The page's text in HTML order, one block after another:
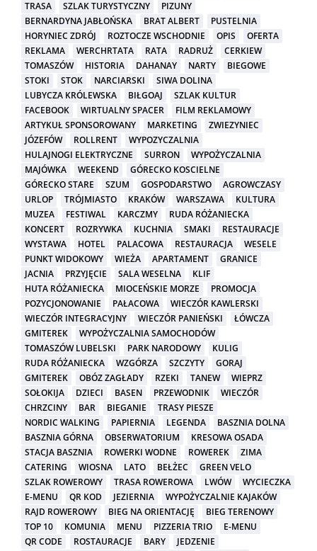
TRASA
SZLAK TURYSTYCZNY
PIZUNY
BERNARDYNA JABŁOŃSKA
BRAT ALBERT
PUSTELNIA
HORYNIEC ZDRÓJ
ROZTOCZE WSCHODNIE OPIS
OFERTA
REKLAMA
WERCHRTATA RATA RADRUŻ
CERKIEW
TOMASZÓW
HISTORIA DAHANAY NARTY
BIEGOWE
STOKI
STOK NARCIARSKI
SIWA DOLINA
LUBYCZA KRÓLEWSKA
BIŁGOAJ
SZLAK KULTUR
FACEBOOK
WIRTUALNY SPACER
FILM REKLAMOWY
ARTYKUŁ SPONSOROWANY
MARKETING
ZWIEZYNIEC
JÓZEFÓW
ROLLRENT
WYPOZYCZALNIA
HULAJNOGI ELEKTRYCZNE
SURRON
WYPOŻYCZALNIA
MAJÓWKA
WEEKEND
GÓRECKO KOSCIELNE
GÓRECKO STARE
SZUM GOSPODARSTWO
AGROWCZASY
URLOP
TRÓJMIASTO KRAKÓW WARSZAWA
KULTURA
MUZEA
FESTIWAL KARCZMY
RUDA RÓŻANIECKA
KONCERT
ROZRYWKA KUCHNIA SMAKI
RESTAURACJE
WYSTAWA
HOTEL PALACOWA RESTAURACJA
WESELE
PUNKT WIDOKOWY
WIEŻA APARTAMENT
GRANICE
JACNIA
PRZYJĘCIE SALA WESELNA
KLIF
HUTA RÓŻANIECKA
MIOCEŃSKIE MORZE
PROMOCJA
POZYCJONOWANIE
PAŁACOWA
WIECZÓR KAWLERSKI
WIECZÓR INTEGRACYJNY
WIECZÓR PANIEŃSKI
ŁÓWCZA
GMITEREK
WYPOŻYCZALNIA SAMOCHODÓW
TOMASZÓW LUBELSKI
PARK NARODOWY
KULIG
RUDA RÓŻANIECKA
WZGÓRZA SZCZYTY
GORAJ
GMITEREK
OBÓZ ZAGŁADY RZEKI TANEW
WIEPRZ
SOŁOKIJA
DZIECI BASEN PRZEWODNIK
WIECZÓR
CHRZCINY
BAR BIEGANIE
TRASY PIESZE
NORDIC WALKING
PAPIERNIA LEGENDA
BASZNIA DOLNA
BASZNIA GÓRNA
OBSERWATORIUM
KRESOWA OSADA
STACJA BASZNIA
ROWERKI WODNE ROWEREK
ZIMA
CATERING
WIOSNA LATO BEŁŻEC
GREEN VELO
SZLAK ROWEROWY
TRASA ROWEROWA LWÓW
WYCIECZKA
E-MENU
QR KOD JEZIERNIA
WYPOŻYCZALNIE KAJAKÓW
RAJD ROWEROWY
BIEG NA ORIENTACJĘ
BIEG TERENOWY
TOP 10
KOMUNIA MENU PIZZERIA TRIO
E-MENU
QR CODE
ROSTAURACJE BARY
JEDZENIE